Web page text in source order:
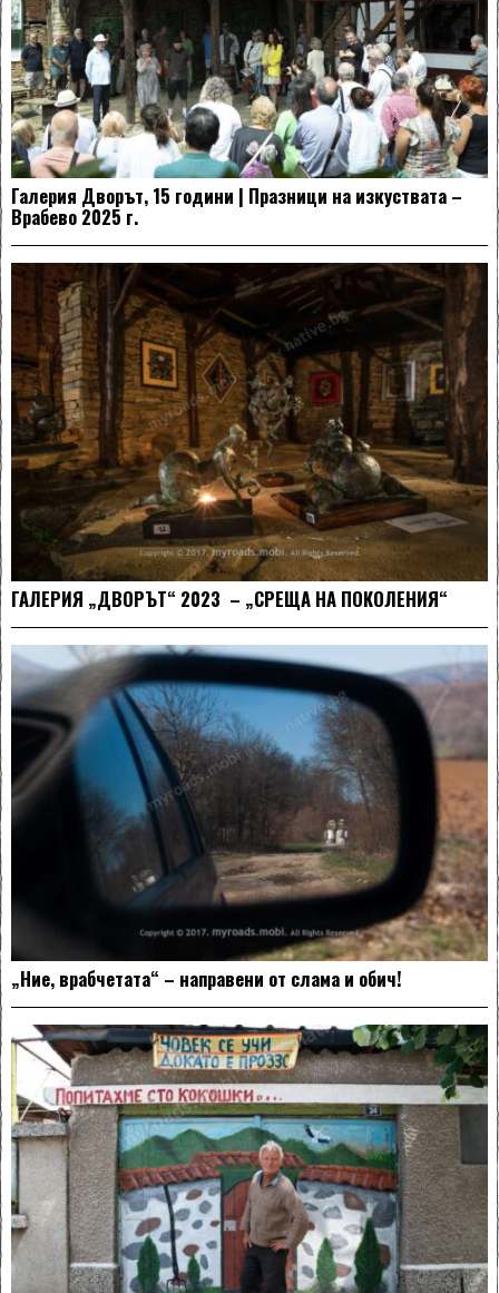
Галерия Дворът, 15 години | Празници на изкуствата –
Врабево 2025 г.
ГАЛЕРИЯ „ДВОРЪТ“ 2023 – „СРЕЩА НА ПОКОЛЕНИЯ“
„Ние, врабчетата“ – направени от слама и обич!